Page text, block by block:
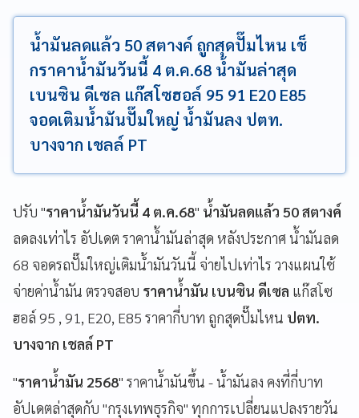
น้ำมันลดแล้ว 50 สตางค์ ถูกสุดปั๊มไหน เช็
กราคาน้ำมันวันนี้ 4 ต.ค.68 น้ำมันล่าสุด
เบนซิน ดีเซล แก๊สโซฮอล์ 95 91 E20 E85
จอดเติมน้ำมันปั๊มใหญ่ น้ำมันลง ปตท.
บางจาก เชลล์ PT
ปรับ "ราคาน้ำมันวันนี้ 4 ต.ค.68" น้ำมันลดแล้ว 50 สตางค์
ลดลงเท่าไร อัปเดต ราคาน้ำมันล่าสุด หลังประกาศ น้ำมันลด
68 จอดรถปั๊มใหญ่เติมน้ำมันวันนี้ จ่ายไปเท่าไร วางแผนใช้
จ่ายค่าน้ำมัน ตรวจสอบ ราคาน้ำมัน เบนซิน ดีเซล แก๊สโซ
ฮอล์ 95 , 91, E20, E85 ราคากี่บาท ถูกสุดปั๊มไหน ปตท.
บางจาก เชลล์ PT
"ราคาน้ำมัน 2568" ราคาน้ำมันขึ้น - น้ำมันลง คงที่กี่บาท
อัปเดตล่าสุดกับ "กรุงเทพธุรกิจ" ทุกการเปลี่ยนแปลงรายวัน